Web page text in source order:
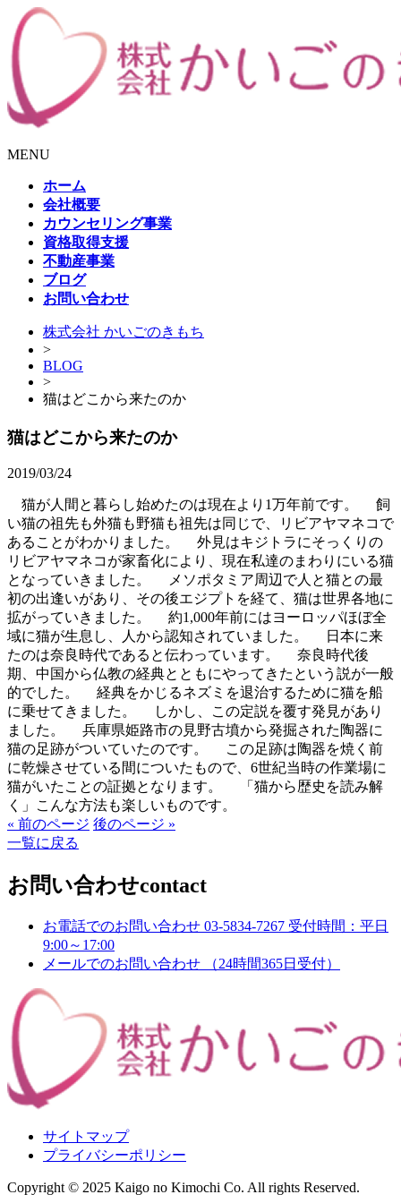
MENU
ホーム
会社概要
カウンセリング事業
資格取得支援
不動産事業
ブログ
お問い合わせ
株式会社 かいごのきもち
>
BLOG
>
猫はどこから来たのか
猫はどこから来たのか
2019/03/24
猫が人間と暮らし始めたのは現在より1万年前です。 飼
い猫の祖先も外猫も野猫も祖先は同じで、リビアヤマネコで
あることがわかりました。 外見はキジトラにそっくりの
リビアヤマネコが家畜化により、現在私達のまわりにいる猫
となっていきました。 メソポタミア周辺で人と猫との最
初の出逢いがあり、その後エジプトを経て、猫は世界各地に
拡がっていきました。 約1,000年前にはヨーロッパほぼ全
域に猫が生息し、人から認知されていました。 日本に来
たのは奈良時代であると伝わっています。 奈良時代後
期、中国から仏教の経典とともにやってきたという説が一般
的でした。 経典をかじるネズミを退治するために猫を船
に乗せてきました。 しかし、この定説を覆す発見があり
ました。 兵庫県姫路市の見野古墳から発掘された陶器に
猫の足跡がついていたのです。 この足跡は陶器を焼く前
に乾燥させている間についたもので、6世紀当時の作業場に
猫がいたことの証拠となります。 「猫から歴史を読み解
く」こんな方法も楽しいものです。
« 前のページ 後のページ »
一覧に戻る
お問い合わせcontact
お電話でのお問い合わせ 03-5834-7267 受付時間：平日
9:00～17:00
メールでのお問い合わせ
（24時間365日受付）
サイトマップ
プライバシーポリシー
Copyright © 2025 Kaigo no Kimochi Co. All rights Reserved.